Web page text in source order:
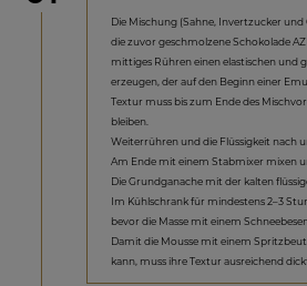
Die Mischung (Sahne, Invertzucker und
die zuvor geschmolzene Schokolade
mittiges Rühren einen elastischen und
erzeugen, der auf den Beginn einer
Textur muss bis zum Ende des
bleiben.
Weiterrühren und die Flüssigkeit nach
Am Ende mit einem Stabmixer mixen
Die Grundganache mit der kalten
Im Kühlschrank für mindestens 2–3
bevor die Masse mit einem
Damit die Mousse mit einem
kann, muss ihre Textur ausreichend